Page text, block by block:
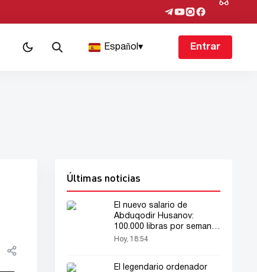
Español▾ Entrar
Últimas noticias
El nuevo salario de
Abduqodir Husanov:
100.000 libras por semana
— ¿cuánto gana al año?
Hoy, 18:54
El legendario ordenador